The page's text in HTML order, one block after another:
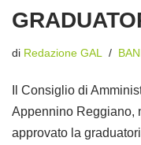
di Redazione GAL
Il Consiglio di
Appennino Reggiano,
approvato la